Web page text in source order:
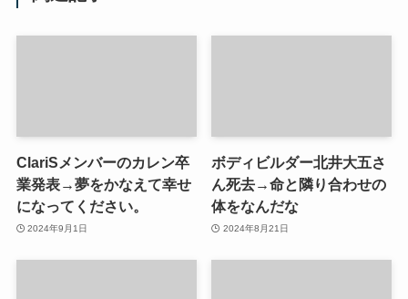
ClariSメンバーのカレン卒
業発表→夢をかなえて幸せ
になってください。
2024年9月1日
ボディビルダー北井大五さ
ん死去→命と隣り合わせの
体をなんだな
2024年8月21日